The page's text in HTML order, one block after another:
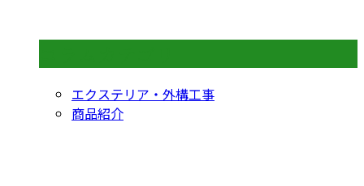
エクステリア・外構工事
商品紹介